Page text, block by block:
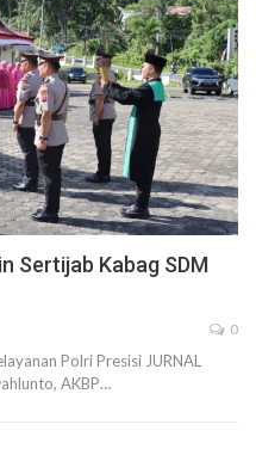
Sertijab Kabag SDM
0
Polri Presisi JURNAL
AKBP…